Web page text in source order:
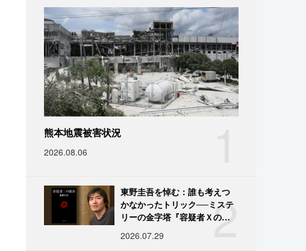
熊本地震被害状況
2026.08.06
2
東野圭吾を悼む：誰も考えつ
かなかったトリック──ミステ
リーの金字塔『容疑者Ｘの献
2026.07.29